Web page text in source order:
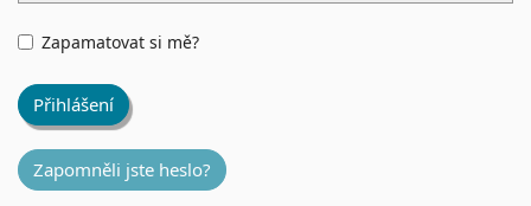
Zapamatovat si mě?
Přihlášení
Zapomněli jste heslo?